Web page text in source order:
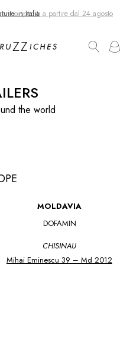
spediti a partire dal 24 agosto
the world
MOLDAVIA
DOFAMIN
CHISINAU
Mihai Eminescu 39 – Md 2012